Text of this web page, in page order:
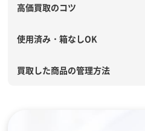
高価買取のコツ
使用済み・箱なしOK
買取した商品の管理方法